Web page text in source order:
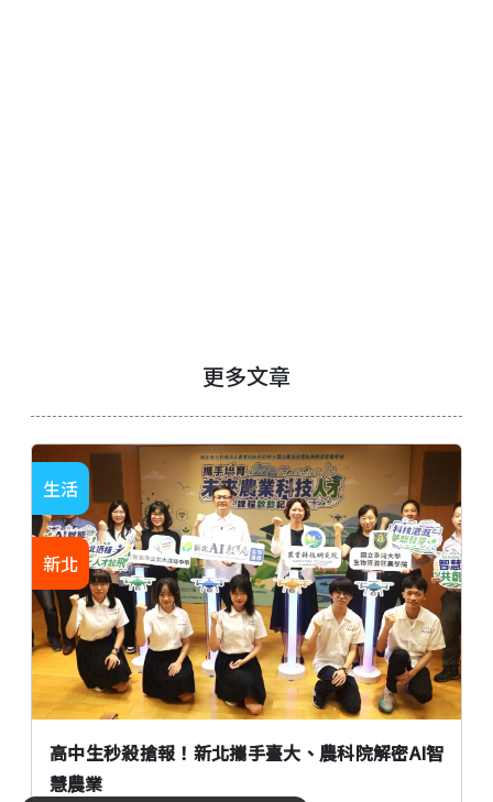
更多文章
高中生秒殺搶報！新北攜手臺大、農科院解密AI智
慧農業
生活
新北